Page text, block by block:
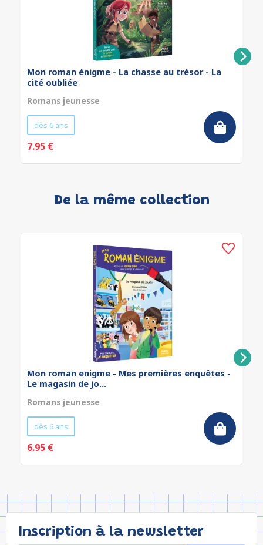
Mon roman énigme - La chasse au trésor - La
cité oubliée
Romans jeunesse
dès 6 ans
7.95 €
De la même collection
Mon roman enigme - Mes premières enquêtes -
Le magasin de jo...
Romans jeunesse
dès 6 ans
6.95 €
Inscription à la newsletter